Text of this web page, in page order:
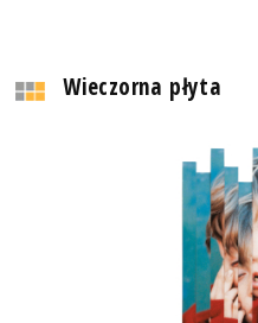
Wieczorna płyta